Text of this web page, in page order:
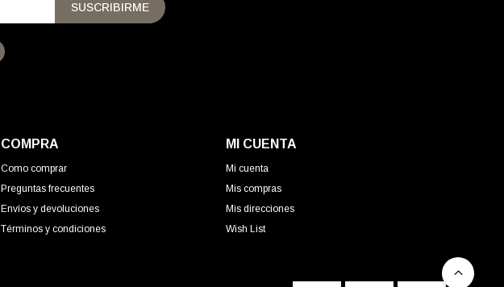
COMPRA
Como comprar
Preguntas frecuentes
Envíos y devoluciones
Términos y condiciones
MI CUENTA
Mi cuenta
Mis compras
Mis direcciones
Wish List
SUSCRIBIRME